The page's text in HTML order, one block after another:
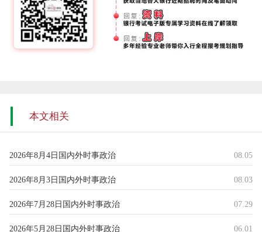
本文相关
2026年8月4日国内外时事政治 08.05
2026年8月3日国内外时事政治 08.03
2026年7月28日国内外时事政治 07.29
2026年5月28日国内外时事政治 06.01